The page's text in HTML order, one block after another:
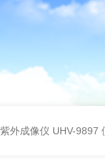
外成像仪 UHV-9897